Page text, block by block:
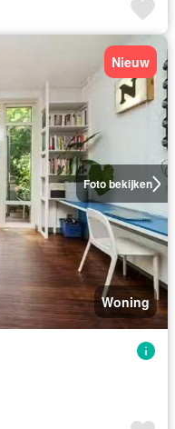
Foto bekijken
Nieuw
Woning